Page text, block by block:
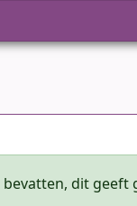
bevatten, dit geeft